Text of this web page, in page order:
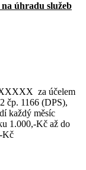
úhradu služeb
za účelem
čp. 1166 (DPS),
každý měsíc
1.000,-Kč až do
Kč